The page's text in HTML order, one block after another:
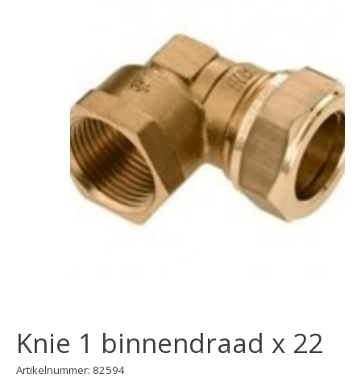
Knie 1 binnendraad x 22
Artikelnummer: 82594